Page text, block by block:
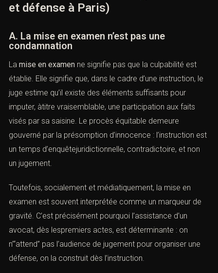
et défense à Paris)
A. La mise en examen n’est pas une
condamnation
La mise en examen ne signifie pas que la culpabilité est
établie. Elle signifie que, dans le cadre d’une instruction, le
juge estime qu’il existe des éléments suffisants pour
imputer, àtitre vraisemblable, une participation aux faits
visés par sa saisine. Le procès équitable demeure
gouverné par la présomption d’innocence : l’instruction est
un temps d’enquêtejuridictionnelle, contradictoire, et non
un jugement.
Toutefois, socialement et médiatiquement, la mise en
examen est souvent interprétée comme un marqueur de
gravité. C’est précisément pourquoi l’assistance d’un
avocat, dès lespremiers actes, est déterminante : on
n’“attend” pas l’audience de jugement pour organiser une
défense, on la construit dès l’instruction.